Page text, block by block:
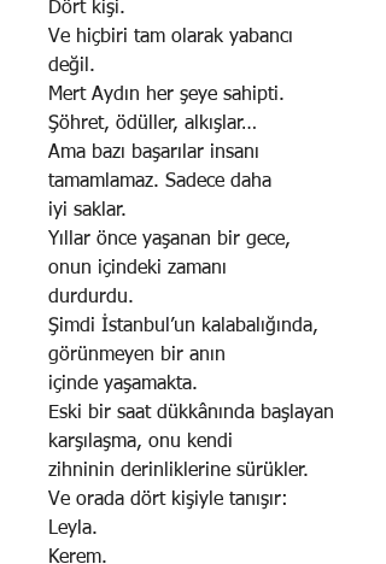
Dört kişi.
Ve hiçbiri tam olarak yabancı
değil.
Mert Aydın her şeye sahipti.
Şöhret, ödüller, alkışlar…
Ama bazı başarılar insanı
tamamlamaz. Sadece daha
iyi saklar.
Yıllar önce yaşanan bir gece,
onun içindeki zamanı
durdurdu.
Şimdi İstanbul’un kalabalığında,
görünmeyen bir anın
içinde yaşamakta.
Eski bir saat dükkânında başlayan
karşılaşma, onu kendi
zihninin derinliklerine sürükler.
Ve orada dört kişiyle tanışır:
Leyla.
Kerem.